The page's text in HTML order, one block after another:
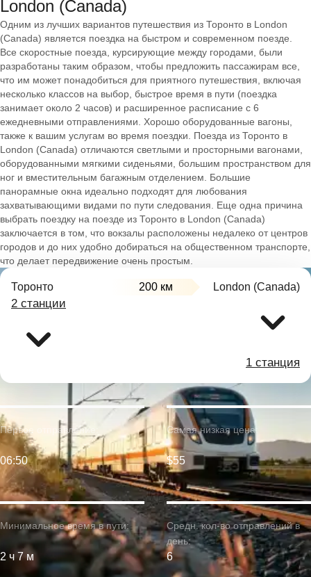
London (Canada)
Одним из лучших вариантов путешествия из Торонто в London
(Canada) является поездка на быстром и современном поезде.
Все скоростные поезда, курсирующие между городами, были
разработаны таким образом, чтобы предложить пассажирам все,
что им может понадобиться для приятного путешествия, включая
несколько классов на выбор, быстрое время в пути (поездка
занимает около 2 часов) и расширенное расписание с 6
ежедневными отправлениями. Хорошо оборудованные вагоны,
также к вашим услугам во время поездки. Поезда из Торонто в
London (Canada) отличаются светлыми и просторными вагонами,
оборудованными мягкими сиденьями, большим пространством для
ног и вместительным багажным отделением. Большие
панорамные окна идеально подходят для любования
захватывающими видами по пути следования. Еще одна причина
выбрать поездку на поезде из Торонто в London (Canada)
заключается в том, что вокзалы расположены недалеко от центров
городов и до них удобно добираться на общественном транспорте,
что делает передвижение очень простым.
Торонто 200 км London (Canada)
2 станции
1 станция
Минимальное время в пути:
2 ч 7 м
Первое отправление:
06:50
Самая низкая цена:
$55
Средн. кол-во отправлений в
день:
6